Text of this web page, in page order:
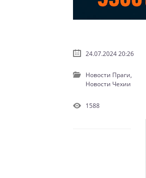
24.07.2024 20:26
Новости Праги,
Новости Чехии
1588